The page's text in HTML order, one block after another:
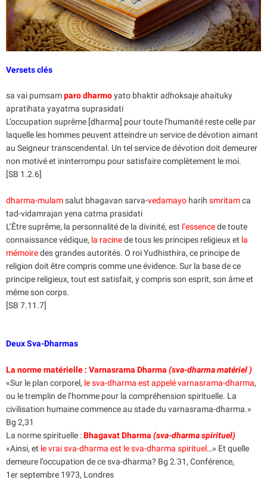
Versets clés
sa vai pumsamparo dharmoyato bhaktir adhoksaje ahaituky
apratihata yayatma suprasidati
L’occupation suprême [dharma] pour toute l’humanité reste celle par
laquelle les hommes peuvent atteindre un service de dévotion aimant
au Seigneur transcendental. Un tel service de dévotion doit demeurer
non motivé et ininterrompu pour satisfaire complètement le moi.
[SB 1.2.6]
dharma-mulamsalut bhagavan sarva-vedamayo harih smritamca
tad-vidamrajan yena catma prasidati
L’Être suprême, la personnalité de la divinité, est l’essencede toute
connaissance védique, la racinede tous les principes religieux et la
mémoiredes grandes autorités. O roi Yudhisthira, ce principe de
religion doit être compris comme une évidence. Sur la base de ce
principe religieux, tout est satisfait, y compris son esprit, son âme et
même son corps.
[SB 7.11.7]
Deux Sva-Dharmas
La norme matérielle : Varnasrama Dharma (sva-dharma matériel )
«Sur le plan corporel, le sva-dharma est appelé varnasrama-dharma,
ou le tremplin de l’homme pour la compréhension spirituelle. La
civilisation humaine commence au stade du varnasrama-dharma.»
Bg 2,31
La norme spirituelle :Bhagavat Dharma (sva-dharma spirituel)
«Ainsi, et le vrai sva-dharma est le sva-dharma spirituel…» Et quelle
demeure l’occupation de ce sva-dharma? Bg 2.31, Conférence,
1er septembre 1973, Londres